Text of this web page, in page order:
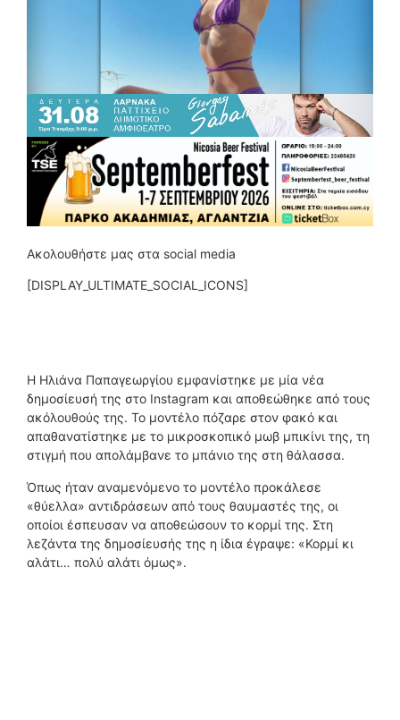
Ακολουθήστε μας στα social media
[DISPLAY_ULTIMATE_SOCIAL_ICONS]
Η Ηλιάνα Παπαγεωργίου εμφανίστηκε με μία νέα
δημοσίευσή της στο Instagram και αποθεώθηκε από τους
ακόλουθούς της. Το μοντέλο πόζαρε στον φακό και
απαθανατίστηκε με το μικροσκοπικό μωβ μπικίνι της, τη
στιγμή που απολάμβανε το μπάνιο της στη θάλασσα.
Όπως ήταν αναμενόμενο το μοντέλο προκάλεσε
«θύελλα» αντιδράσεων από τους θαυμαστές της, οι
οποίοι έσπευσαν να αποθεώσουν το κορμί της. Στη
λεζάντα της δημοσίευσής της η ίδια έγραψε: «Κορμί κι
αλάτι… πολύ αλάτι όμως».